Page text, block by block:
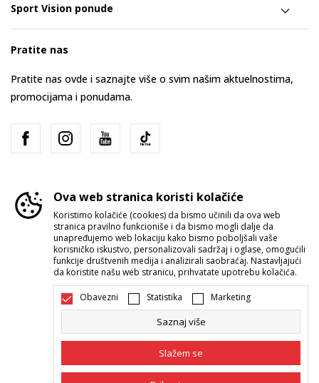
Sport Vision ponude
Pratite nas
Pratite nas ovde i saznajte više o svim našim aktuelnostima,
promocijama i ponudama.
Srbija Promenite
Nastojimo da budemo što precizniji u opisu proizvoda, prikazu slika i
bez grešaka. Svi artikli prikazani na sajtu su deo naše ponude i ne
podrazumeva da su dostupni u svakom trenutku. Raspoloživost robe
Ova web stranica koristi kolačiće
Koristimo kolačiće (cookies) da bismo učinili da ova web
stranica pravilno funkcioniše i da bismo mogli dalje da
unapređujemo web lokaciju kako bismo poboljšali vaše
korisničko iskustvo, personalizovali sadržaj i oglase, omogućili
funkcije društvenih medija i analizirali saobraćaj. Nastavljajući
da koristite našu web stranicu, prihvatate upotrebu kolačića.
Obavezni Statistika Marketing
Saznaj više
Slažem se